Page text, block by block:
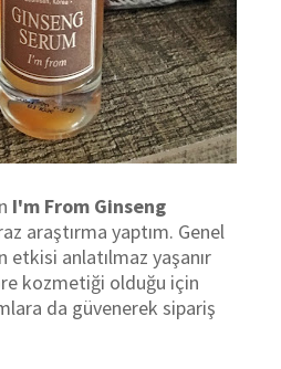
I'm From Ginseng
araştırma yaptım. Genel
etkisi anlatılmaz yaşanır
kozmetiği olduğu için
da güvenerek sipariş